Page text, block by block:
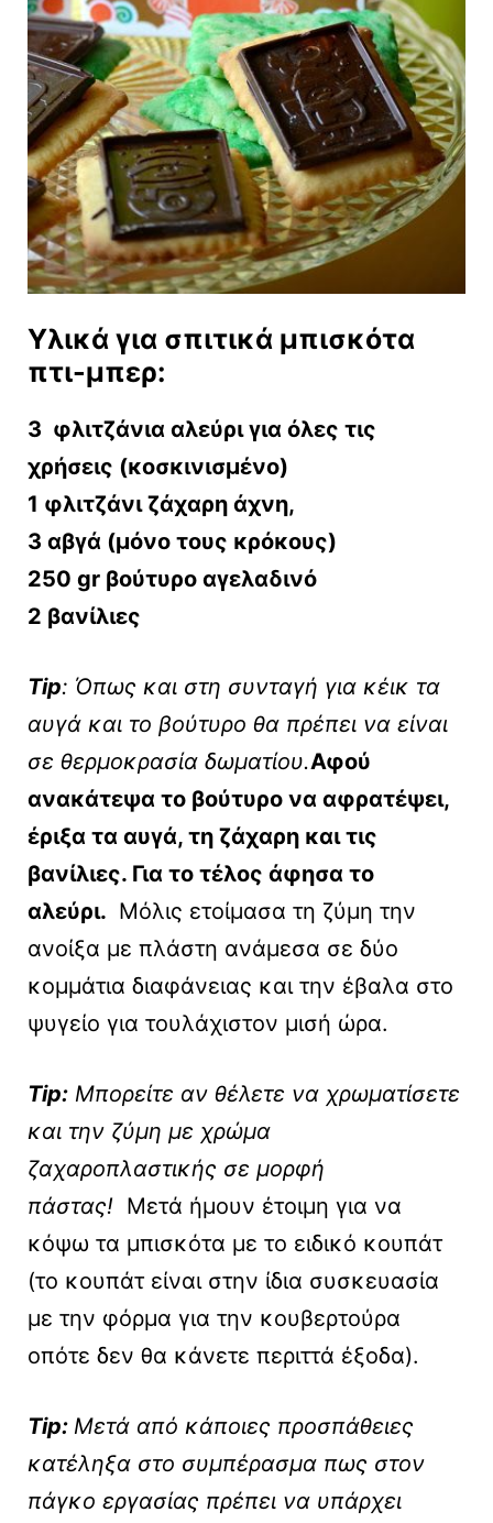
Υλικά για σπιτικά μπισκότα
πτι-μπερ:
3 φλιτζάνια αλεύρι για όλες τις
χρήσεις (κοσκινισμένο)
1 φλιτζάνι ζάχαρη άχνη,
3 αβγά (μόνο τους κρόκους)
250 gr βούτυρο αγελαδινό
2 βανίλιες
Tip: Όπως και στη συνταγή για κέικ τα
αυγά και το βούτυρο θα πρέπει να είναι
σε θερμοκρασία δωματίου.Αφού
ανακάτεψα το βούτυρο να αφρατέψει,
έριξα τα αυγά, τη ζάχαρη και τις
βανίλιες. Για το τέλος άφησα το
αλεύρι. Μόλις ετοίμασα τη ζύμη την
ανοίξα με πλάστη ανάμεσα σε δύο
κομμάτια διαφάνειας και την έβαλα στο
ψυγείο για τουλάχιστον μισή ώρα.
Tip: Μπορείτε αν θέλετε να χρωματίσετε
και την ζύμη με χρώμα
ζαχαροπλαστικής σε μορφή
πάστας! Μετά ήμουν έτοιμη για να
κόψω τα μπισκότα με το ειδικό κουπάτ
(το κουπάτ είναι στην ίδια συσκευασία
με την φόρμα για την κουβερτούρα
οπότε δεν θα κάνετε περιττά έξοδα).
Tip: Μετά από κάποιες προσπάθειες
κατέληξα στο συμπέρασμα πως στον
πάγκο εργασίας πρέπει να υπάρχει